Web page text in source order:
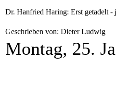
Dr. Hanfried Haring: Erst getadelt -
Geschrieben von: Dieter Ludwig
Montag, 25.